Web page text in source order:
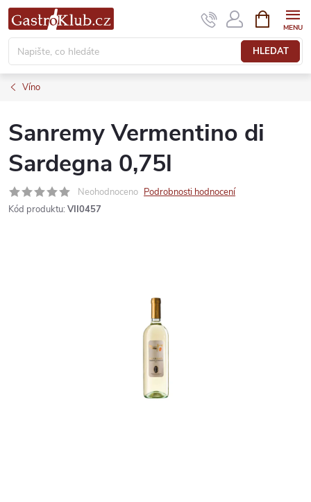
Přejít
na
obsah
HLEDAT
NÁKUPNÍ
KOŠÍK
Víno
Sanremy Vermentino di
Sardegna 0,75l
Neohodnoceno Podrobnosti hodnocení
Kód produktu: VII0457